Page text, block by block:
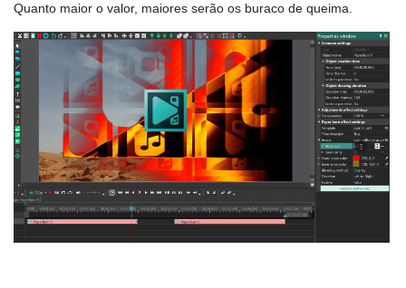
Quanto maior o valor, maiores serão os buraco de queima.